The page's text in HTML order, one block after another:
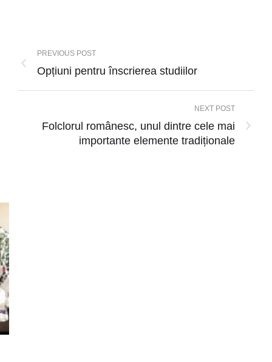
PREVIOUS POST
Opțiuni pentru înscrierea studiilor
NEXT POST
Folclorul românesc, unul dintre cele mai
importante elemente tradiționale